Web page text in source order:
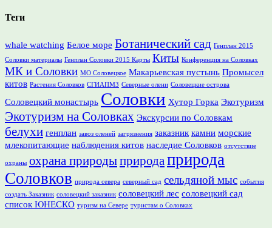
Теги
whale watching Белое море Ботанический сад Генплан 2015
Соловки материалы Генплан Соловки 2015 Карты Киты Конференция на Соловках
МК и Соловки МО Соловецкое Макарьевская пустынь Промысел
китов Растения Соловков СГИАПМЗ Северные олени Соловецкие острова
Соловецкий монастырь Соловки Хутор Горка Экотуризм
Экотуризм на Соловках Экскурсии по Соловкам
белухи генплан завоз оленей загрязнения заказник камни морские
млекопитающие наблюдения китов наследие Соловков отсутствие
охраны охрана природыприрода природа
Соловков природа севера северный сад сельдяной мыс события
создать Заказник соловецкий заказник соловецкий лес соловецкий сад
список ЮНЕСКО туризм на Севере туристам о Соловках